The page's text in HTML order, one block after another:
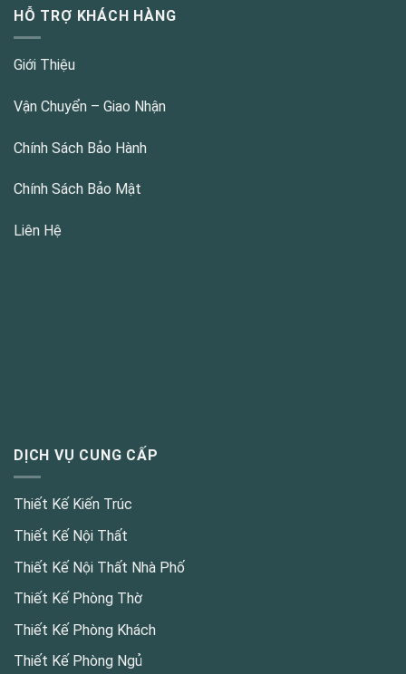
HỖ TRỢ KHÁCH HÀNG
Giới Thiệu
Vận Chuyển – Giao Nhận
Chính Sách Bảo Hành
Chính Sách Bảo Mật
Liên Hệ
DỊCH VỤ CUNG CẤP
Thiết Kế Kiến Trúc
Thiết Kế Nội Thất
Thiết Kế Nội Thất Nhà Phố
Thiết Kế Phòng Thờ
Thiết Kế Phòng Khách
Thiết Kế Phòng Ngủ